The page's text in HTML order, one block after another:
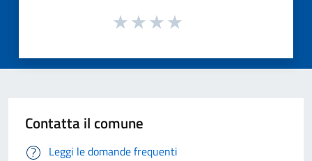
Contatta il comune
Leggi le domande frequenti